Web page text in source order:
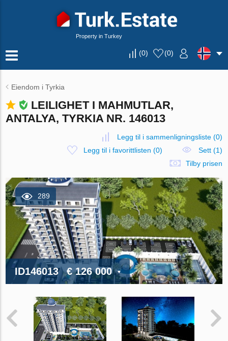
Property in Turkey
(0) (0)
Eiendom i Tyrkia
LEILIGHET I MAHMUTLAR,
ANTALYA, TYRKIA NR. 146013
Legg til i sammenligningsliste(0)
Legg til i favorittlisten (0)
Sett (1)
Tilby prisen
289
ID146013 € 126 000